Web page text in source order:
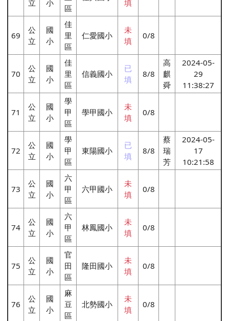
立 小
區
填
69
公
立
國
小
佳
里
區
仁愛國小
未
填
0/8
70
公
立
國
小
佳
里
區
信義國小
已
填
8/8
高
麒
舜
2024-05-
29
11:38:27
71
公
立
國
小
學
甲
區
學甲國小
未
填
0/8
72
公
立
國
小
學
甲
區
東陽國小
已
填
8/8
蔡
瑞
芳
2024-05-
17
10:21:58
73
公
立
國
小
六
甲
區
六甲國小
未
填
0/8
74
公
立
國
小
六
甲
區
林鳳國小
未
填
0/8
75
公
立
國
小
官
田
區
隆田國小
未
填
0/8
76
公
立
國
小
麻
豆
區
北勢國小
未
填
0/8